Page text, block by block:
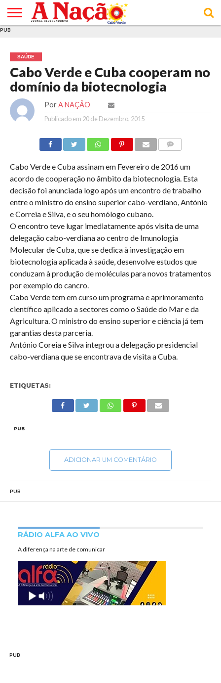
E DE
COOKIES
DE
UTILIZAÇÃO
PUB
SAÚDE
Cabo Verde e Cuba cooperam no
domínio da biotecnologia
Por A NAÇÃO
Publicado em 20 de Dezembro, 2015
Cabo Verde e Cuba assinam em Fevereiro de 2016 um
acordo de cooperação no âmbito da biotecnologia. Esta
decisão foi anunciada logo após um encontro de trabalho
entre o ministro do ensino superior cabo-verdiano, António
e Correia e Silva, e o seu homólogo cubano.
O encontro teve lugar imediatamente após visita de uma
delegação cabo-verdiana ao centro de Imunologia
Molecular de Cuba, que se dedica à investigação em
biotecnologia aplicada à saúde, desenvolve estudos que
conduzam à produção de moléculas para novos tratamentos
por exemplo do cancro.
Cabo Verde tem em curso um programa e aprimoramento
científico aplicado a sectores como o Saúde do Mar e da
Agricultura. O ministro do ensino superior e ciência já tem
garantias desta parceria.
António Coreia e Silva integrou a delegação presidencial
cabo-verdiana que se encontrava de visita a Cuba.
ETIQUETAS:
PUB
ADICIONAR UM COMENTÁRIO
PUB
RÁDIO ALFA AO VIVO
A diferença na arte de comunicar
PUB